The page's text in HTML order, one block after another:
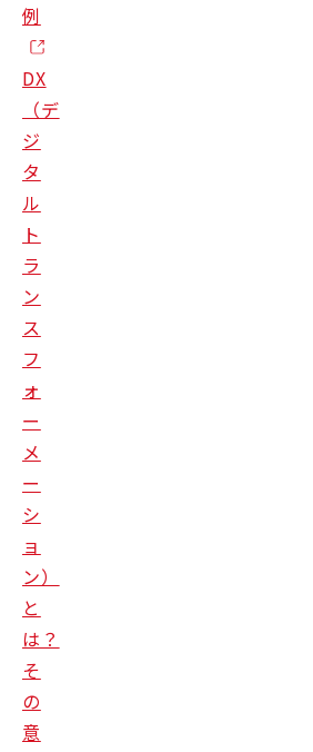
例
DX
（デ
ジ
タ
ル
ト
ラ
ン
ス
フ
ォ
ー
メ
ー
シ
ョ
ン）
と
は？
そ
の
意